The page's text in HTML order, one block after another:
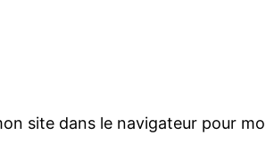
site dans le navigateur pour